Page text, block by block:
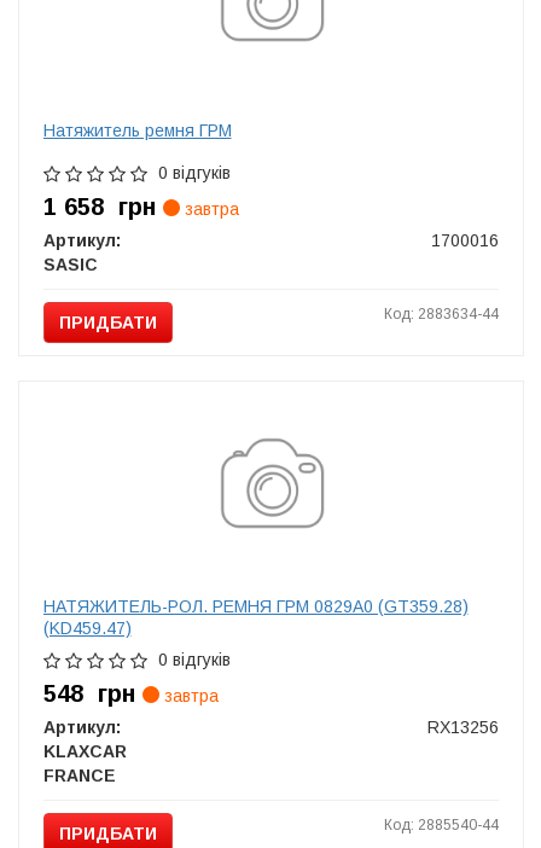
Натяжитель ремня ГРМ
0 відгуків
1 658 грн
завтра
Артикул:
1700016
SASIC
ПРИДБАТИ Код: 2883634-44
НАТЯЖИТЕЛЬ-РОЛ. РЕМНЯ ГРМ 0829A0 (GT359.28)
(KD459.47)
0 відгуків
548 грн
завтра
Артикул:
RX13256
KLAXCAR
FRANCE
ПРИДБАТИ Код: 2885540-44